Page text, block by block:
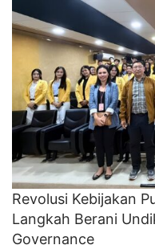
Revolusi Kebijakan
Langkah Berani
Governance